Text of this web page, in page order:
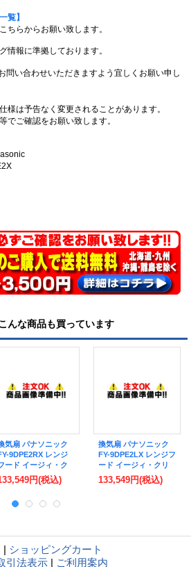
覧】
ちらからお願い致します。
情報に準拠しております。
問い合わせいただきますよう宜しくお願い申し
は予告なく変更されることがあります。
ご確認をお願い致します。
んな商品も買っています
気扇 パナソニック
9DPE2RX レンジ
ード イージィ・ク
ーン・バッフルフィ
ター付 90cm幅・高
置用 サイドフード♪
円(税込)
換気扇 パナソニック
FY-9DPE2LX レンジフ
ード イージィ・クリ
ーン・バッフルフィル
ター付 90cm幅・高さ
133,549円(税込)
| ショッピングカート
引法表示 | ご利用案内